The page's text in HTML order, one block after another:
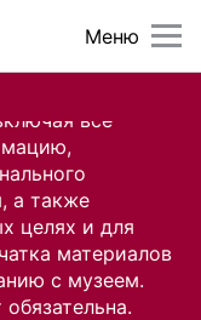
все
а также
целях и для
материалов
с музеем.
Меню